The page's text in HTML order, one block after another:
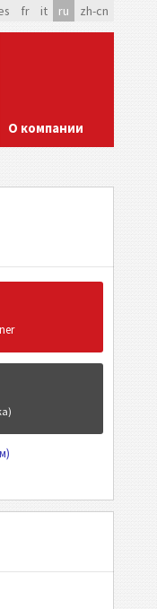
fr it ru zh-cn
О компании